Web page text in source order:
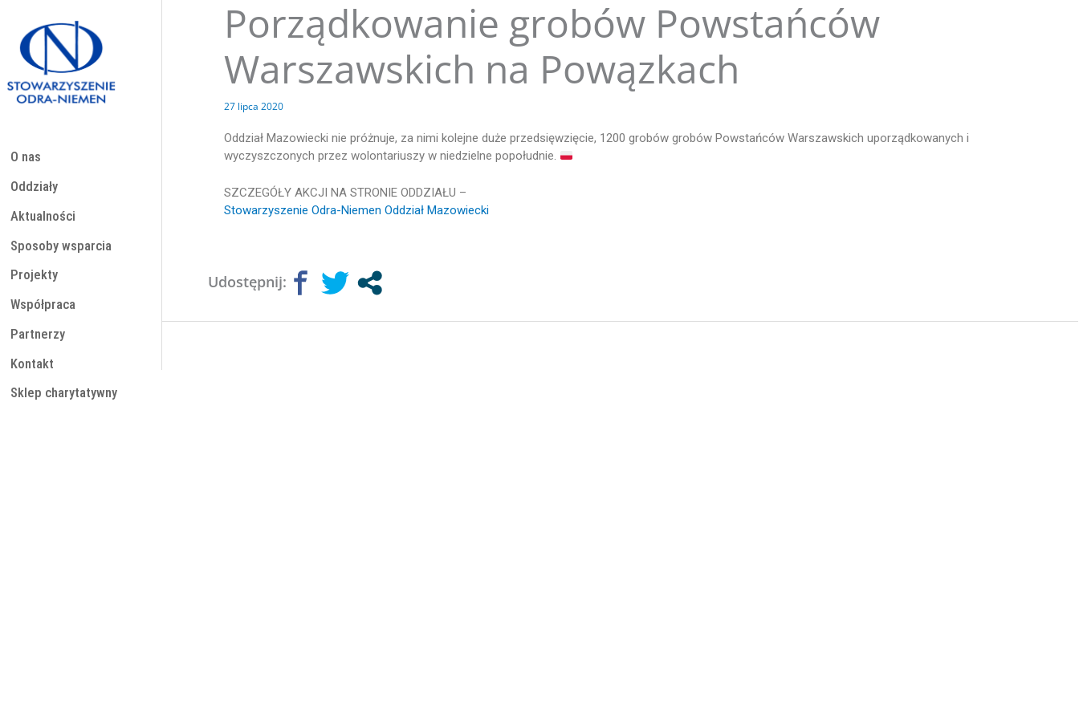
treści
O nas
Oddziały
Aktualności
Sposoby wsparcia
Projekty
Współpraca
Partnerzy
Kontakt
Sklep charytatywny
Porządkowanie grobów Powstańców
Warszawskich na Powązkach
27 lipca 2020
Oddział Mazowiecki nie próżnuje, za nimi kolejne duże przedsięwzięcie, 1200 grobów grobów Powstańców Warszawskich uporządkowanych i
wyczyszczonych przez wolontariuszy w niedzielne popołudnie.
SZCZEGÓŁY AKCJI NA STRONIE ODDZIAŁU –
Stowarzyszenie Odra-Niemen Oddział Mazowiecki
Udostępnij: